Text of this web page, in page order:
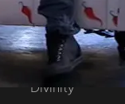
Mediaset Infinity
Telecinco
Divinity